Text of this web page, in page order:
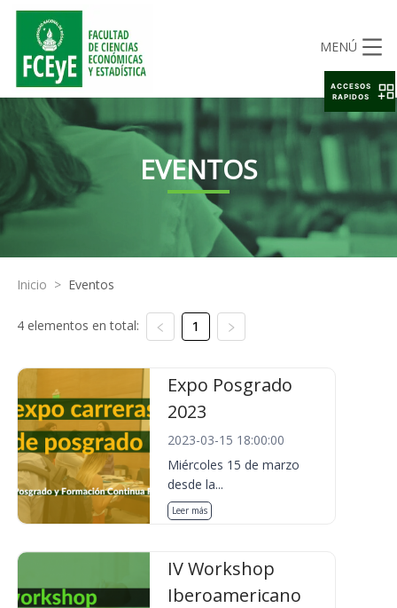
MENÚ
EVENTOS
Inicio > Eventos
4 elementos en total: 1
Expo Posgrado
2023
2023-03-15 18:00:00
Miércoles 15 de marzo
desde la...
Leer más
IV Workshop
Iberoamericano
ACCESOS
RAPIDOS